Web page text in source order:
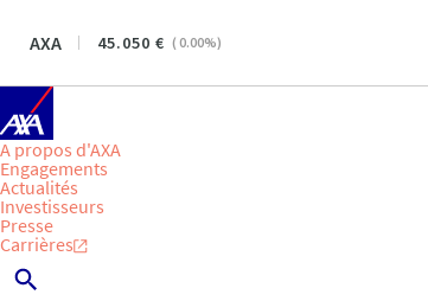
AXA 45.050 ( 0.00%)
A propos d'AXA
Engagements
Actualités
Investisseurs
Presse
Carrières